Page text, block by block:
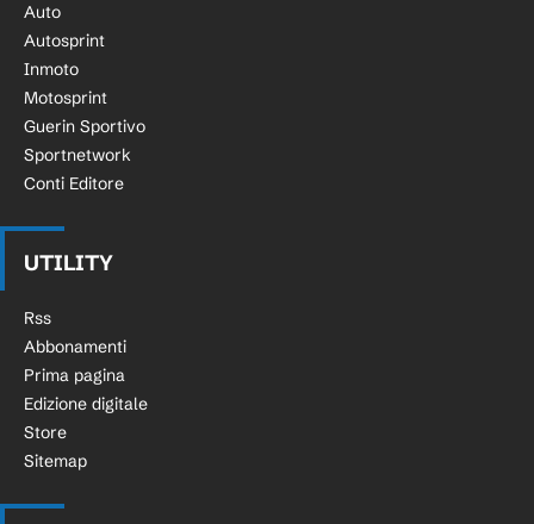
Auto
Autosprint
Inmoto
Motosprint
Guerin Sportivo
Sportnetwork
Conti Editore
UTILITY
Rss
Abbonamenti
Prima pagina
Edizione digitale
Store
Sitemap